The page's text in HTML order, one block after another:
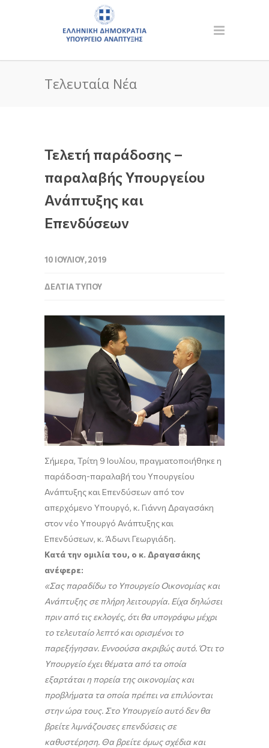
Τελευταία Νέα
Τελετή παράδοσης –
παραλαβής Υπουργείου
Ανάπτυξης και
Επενδύσεων
10 ΙΟΥΛΊΟΥ, 2019
ΔΕΛΤΊΑ ΤΎΠΟΥ
Σήμερα, Τρίτη 9 Ιουλίου, πραγματοποιήθηκε η
παράδοση-παραλαβή του Υπουργείου
Ανάπτυξης και Επενδύσεων από τον
απερχόμενο Υπουργό, κ. Γιάννη Δραγασάκη
στον νέο Υπουργό Ανάπτυξης και
Επενδύσεων, κ. Άδωνι Γεωργιάδη.
Κατά την ομιλία του, ο κ. Δραγασάκης
ανέφερε:
«Σας παραδίδω το Υπουργείο Οικονομίας και
Ανάπτυξης σε πλήρη λειτουργία. Είχα δηλώσει
πριν από τις εκλογές, ότι θα υπογράφω μέχρι
το τελευταίο λεπτό και ορισμένοι το
παρεξήγησαν. Εννοούσα ακριβώς αυτό. Ότι το
Υπουργείο έχει θέματα από τα οποία
εξαρτάται η πορεία της οικονομίας και
προβλήματα τα οποία πρέπει να επιλύονται
στην ώρα τους. Στο Υπουργείο αυτό δεν θα
βρείτε λιμνάζουσες επενδύσεις σε
καθυστέρηση. Θα βρείτε όμως σχέδια και